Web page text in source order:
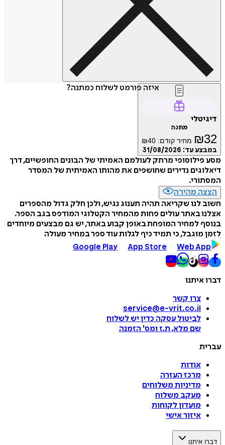
איזה פורמט לשלוח כמתנה?
דיגיטלי
מתנה
₪32 מחיר קודם: ₪40
במבצע עד: 31/08/2026
מסע פילוסופי מרתק לעולמם האמיתי של הבונים החופשיים, דרך
דיאלוגים נדירים שחושפים את מהותו האמיתית של המסדר
המסתורי.
הצצה מהירה
חשוב לנו שקריאה תהיה תענוג נגיש, ולכן חלק גדול מהספרים
אצלנו באתר עולים פחות מהמחיר הקטלוגי המודפס בגב הספר.
בנוסף למחיר המופחת באופן קבוע באתר, יש גם מבצעים מיוחדים
לזמן מוגבל, כי תמיד כיף לגלות עוד ספר במחיר מעולה
Google Play
App Store Web App
דברו איתנו
צרו קשר
service@e-vrit.co.il
לביטול עסקה כדין יש לשלוח
שם מלא, ת.ז ומס' הזמנה
עברית
אודות
מרכז העזרה
מדיניות משלוחים
מעקב משלוח
מועדון לקוחות
איזור אישי
דברו איתנו